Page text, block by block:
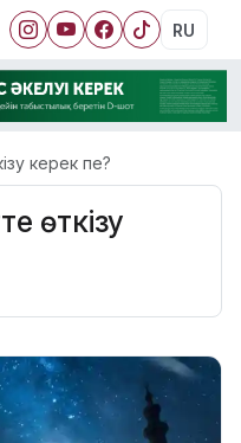
RU
керек пе?
өткізу